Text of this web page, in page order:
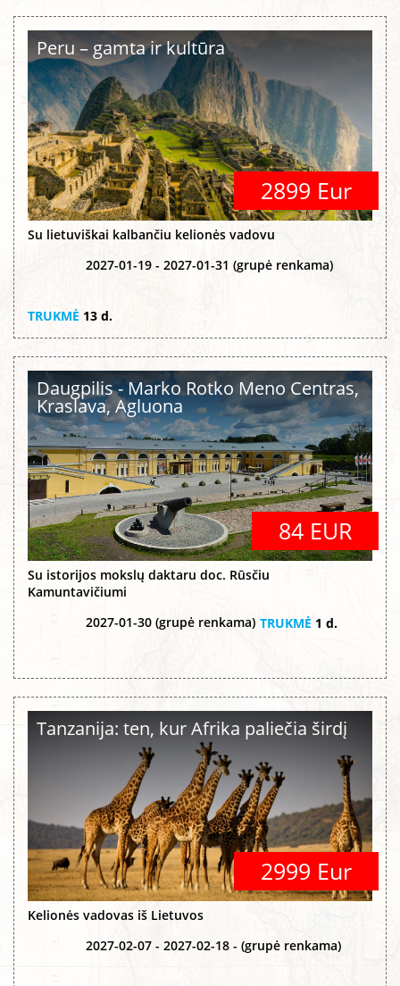
Peru – gamta ir kultūra
2899 Eur
Su lietuviškai kalbančiu kelionės vadovu
2027-01-19 - 2027-01-31 (grupė renkama)
TRUKMĖ 13 d.
Daugpilis - Marko Rotko Meno Centras,
Kraslava, Agluona
84 EUR
Su istorijos mokslų daktaru doc. Rūsčiu
Kamuntavičiumi
2027-01-30 (grupė renkama) TRUKMĖ 1 d.
Tanzanija: ten, kur Afrika paliečia širdį
2999 Eur
Kelionės vadovas iš Lietuvos
2027-02-07 - 2027-02-18 - (grupė renkama)